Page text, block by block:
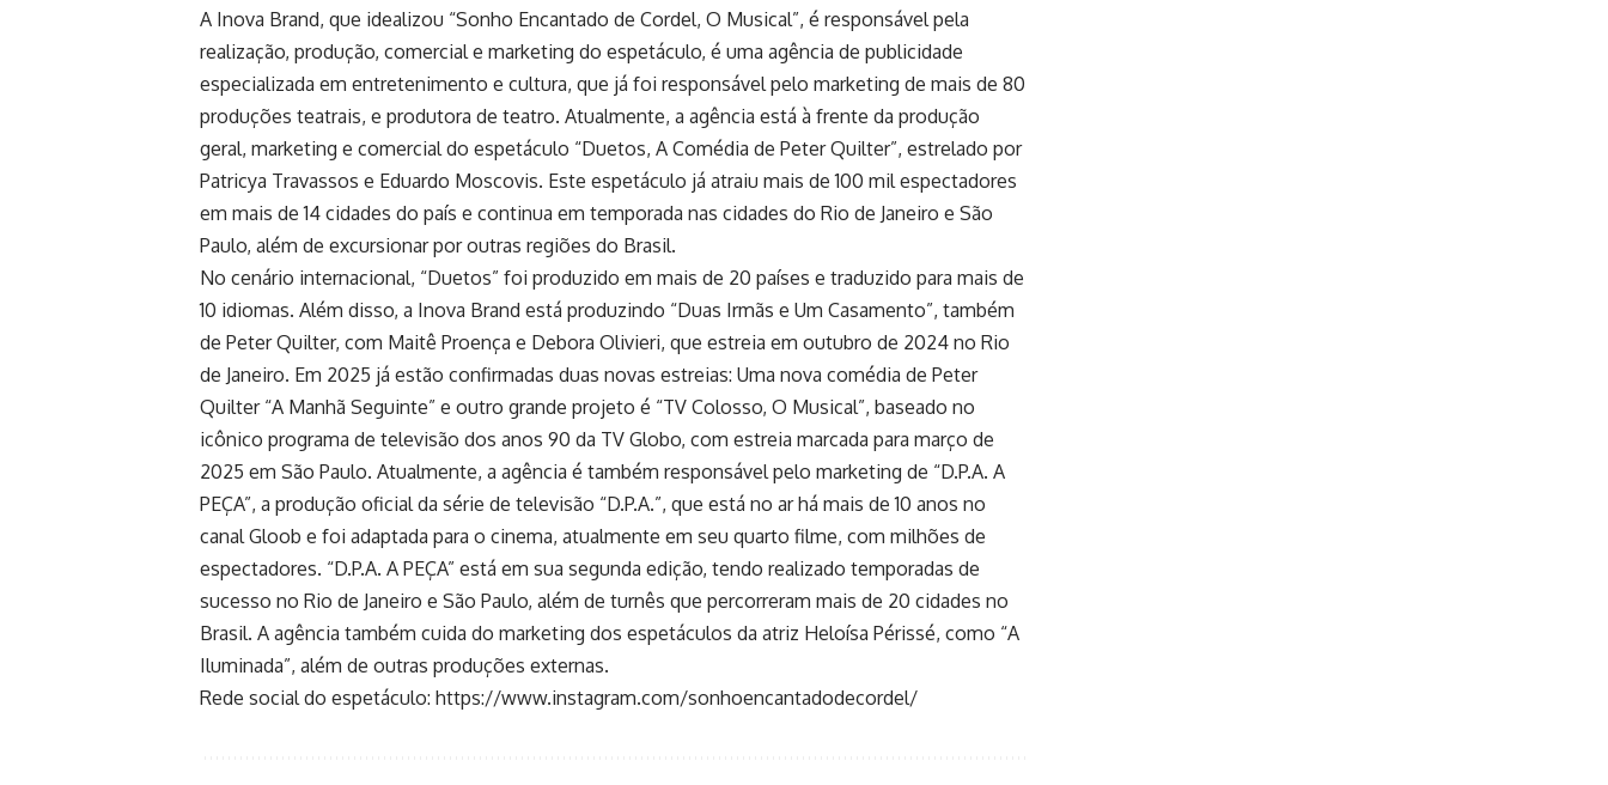
A Inova Brand, que idealizou “Sonho Encantado de Cordel, O Musical”, é responsável pela
realização, produção, comercial e marketing do espetáculo, é uma agência de publicidade
especializada em entretenimento e cultura, que já foi responsável pelo marketing de mais de 80
produções teatrais, e produtora de teatro. Atualmente, a agência está à frente da produção
geral, marketing e comercial do espetáculo “Duetos, A Comédia de Peter Quilter”, estrelado por
Patricya Travassos e Eduardo Moscovis. Este espetáculo já atraiu mais de 100 mil espectadores
em mais de 14 cidades do país e continua em temporada nas cidades do Rio de Janeiro e São
Paulo, além de excursionar por outras regiões do Brasil.
No cenário internacional, “Duetos” foi produzido em mais de 20 países e traduzido para mais de
10 idiomas. Além disso, a Inova Brand está produzindo “Duas Irmãs e Um Casamento”, também
de Peter Quilter, com Maitê Proença e Debora Olivieri, que estreia em outubro de 2024 no Rio
de Janeiro. Em 2025 já estão confirmadas duas novas estreias: Uma nova comédia de Peter
Quilter “A Manhã Seguinte” e outro grande projeto é “TV Colosso, O Musical”, baseado no
icônico programa de televisão dos anos 90 da TV Globo, com estreia marcada para março de
2025 em São Paulo. Atualmente, a agência é também responsável pelo marketing de “D.P.A. A
PEÇA”, a produção oficial da série de televisão “D.P.A.”, que está no ar há mais de 10 anos no
canal Gloob e foi adaptada para o cinema, atualmente em seu quarto filme, com milhões de
espectadores. “D.P.A. A PEÇA” está em sua segunda edição, tendo realizado temporadas de
sucesso no Rio de Janeiro e São Paulo, além de turnês que percorreram mais de 20 cidades no
Brasil. A agência também cuida do marketing dos espetáculos da atriz Heloísa Périssé, como “A
Iluminada”, além de outras produções externas.
Rede social do espetáculo: https://www.instagram.com/sonhoencantadodecordel/